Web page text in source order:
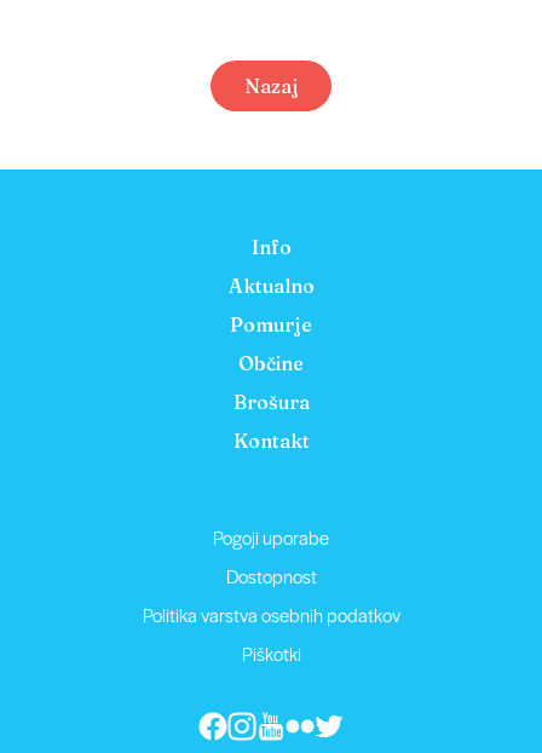
Nazaj
Info
Aktualno
Pomurje
Občine
Brošura
Kontakt
Pogoji uporabe
Dostopnost
Politika varstva osebnih podatkov
Piškotki